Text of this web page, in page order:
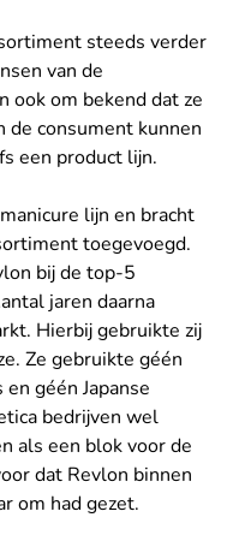
steeds verder
van de
ook om bekend dat ze
de consument kunnen
een product lijn.
lijn en bracht
toegevoegd.
bij de top-5
jaren daarna
Hierbij gebruikte zij
Ze gebruikte géén
géén Japanse
bedrijven wel
als een blok voor de
dat Revlon binnen
om had gezet.